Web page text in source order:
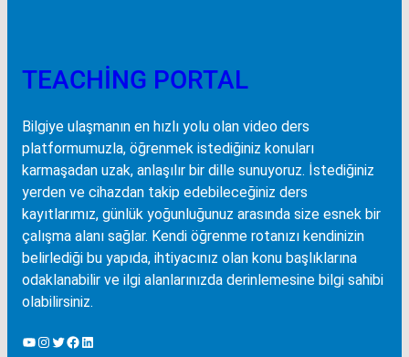
TEACHING PORTAL
Bilgiye ulaşmanın en hızlı yolu olan video ders
platformumuzla, öğrenmek istediğiniz konuları
karmaşadan uzak, anlaşılır bir dille sunuyoruz. İstediğiniz
yerden ve cihazdan takip edebileceğiniz ders
kayıtlarımız, günlük yoğunluğunuz arasında size esnek bir
çalışma alanı sağlar. Kendi öğrenme rotanızı kendinizin
belirlediği bu yapıda, ihtiyacınız olan konu başlıklarına
odaklanabilir ve ilgi alanlarınızda derinlemesine bilgi sahibi
olabilirsiniz.
YouTube Instagram Twitter Facebook LinkedIn